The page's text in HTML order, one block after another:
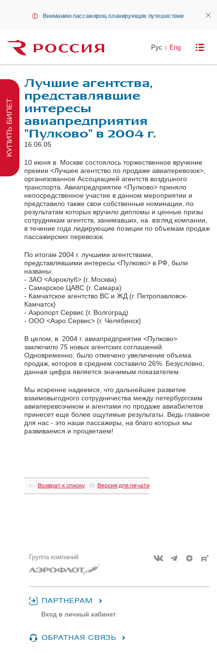
Вниманию пассажиров, планирующих путешествие
Рус Eng
Лучшие агентства,
представлявшие
интересы
авиапредприятия
"Пулково" в 2004 г.
16.06.05
10 июня в Москве состоялось торжественное вручение
премии <Лучшее агентство по продаже авиаперевозок>,
организованное Ассоциацией агентств воздушного
транспорта. Авиапредприятие <Пулково> приняло
непосредственное участие в данном мероприятии и
представило также свои собственные номинации, по
результатам которых вручило дипломы и ценные призы
сотрудникам агентств, занимавших, на взгляд компании,
в течение года лидирующие позиции по объемам продаж
пассажирских перевозок.
По итогам 2004 г. лучшими агентствами,
представлявшими интересы <Пулково> в РФ, были
названы:
- ЗАО <Аэроклуб> (г. Москва)
- Самарское ЦАВС (г. Самара)
- Камчатское агентство ВС и ЖД (г. Петропавловск-
Камчатск)
- Аэропорт Сервис (г. Волгоград)
- ООО <Аэро Сервис> (г. Челябинск)
В целом, в 2004 г. авиапредприятие <Пулково>
заключило 75 новых агентских соглашений.
Одновременно, было отмечено увеличение объема
продаж, которое в среднем составило 26%. Безусловно,
данная цифра является значимым показателем.
Мы искренне надеемся, что дальнейшее развитие
взаимовыгодного сотрудничества между петербургским
авиаперевозчиком и агентами по продаже авиабилетов
принесет еще более ощутимые результаты. Ведь главное
для нас - это наши пассажиры, на благо которых мы
развиваемся и процветаем!
Возврат к списку Версия для печати
Группа компаний
ПАРТНЕРАМ
Вход в личный кабинет
ОБРАТНАЯ СВЯЗЬ
КУПИТЬ БИЛЕТ